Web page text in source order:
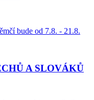
bude od 7.8. - 21.8.
A SLOVÁKŮ